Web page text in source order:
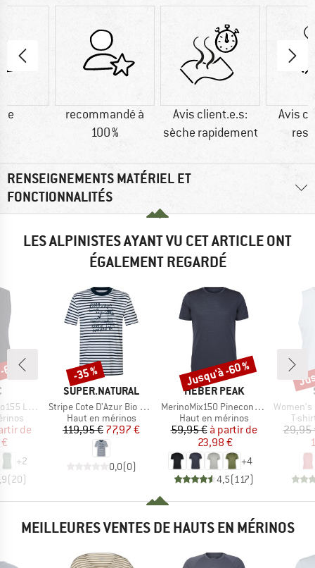
recommandé à
100 %
Avis client.e.s:
sèche rapidement
Avis
RENSEIGNEMENTS MATÉRIEL ET
FONCTIONNALITÉS
LES ALPINISTES AYANT VU CET ARTICLE ONT
ÉGALEMENT REGARDÉ
Tank
réduit
de
+2
(20)
%
MARQUE
SUPER.NATURAL
Article
Stripe Cote D'Azur Bio Jersey Tee
Product group
Haut en mérinos
Prix
119,95 €Prix réduit
77,97 €
0,0(0)
Remise
-35 %
MARQUE
HEBER PEAK
Article
MerinoMix150 PineconeHe. II T-Shirt
Product group
Haut en mérinos
Prix
59,95 € Prix réduit
à partir de
23,98 €
+4
4,5(117)
Remise
Jusqu'à -60 %
Article
Women's
T-
29,95
MEILLEURES VENTES DE HAUTS EN MÉRINOS